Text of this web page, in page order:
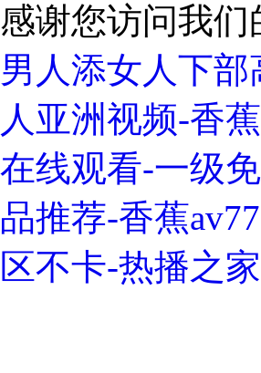
感谢您访问我
男人添女人下
人亚洲视频-香
在线观看-一级
品推荐-香蕉
区不卡-热播之家